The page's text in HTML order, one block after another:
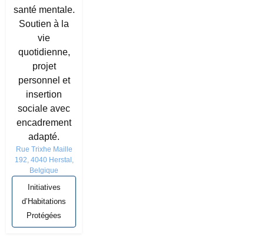
santé mentale.
Soutien à la
vie
quotidienne,
projet
personnel et
insertion
sociale avec
encadrement
adapté.
Rue Trixhe Maille
192, 4040 Herstal,
Belgique
Initiatives
d’Habitations
Protégées